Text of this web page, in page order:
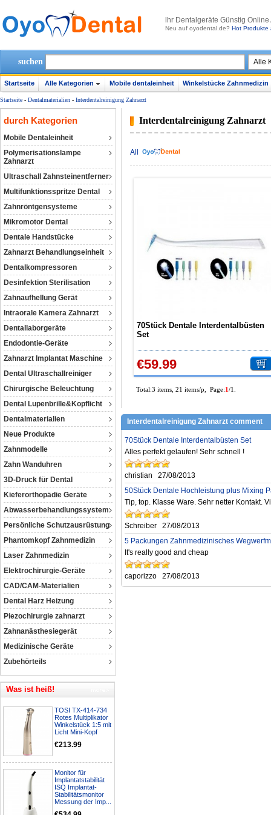
lhr Dentalgeräte Günstig
Neu auf oyodental.de? Hot Produkte
suchen
Startseite Alle Kategorien Mobile dentaleinheit Winkelstücke Zahnmedizin
Startseite - Dentalmaterialien - Interdentalreinigung Zahnarzt
durch Kategorien
Mobile Dentaleinheit
Polymerisationslampe
Zahnarzt
Ultraschall Zahnsteinentferner
Multifunktionsspritze Dental
Zahnröntgensysteme
Mikromotor Dental
Dentale Handstücke
Zahnarzt Behandlungseinheit
Dentalkompressoren‎
Desinfektion Sterilisation
Zahnaufhellung Gerät
Intraorale Kamera Zahnarzt
Dentallaborgeräte
Endodontie-Geräte
Zahnarzt Implantat Maschine
Dental Ultraschallreiniger
Chirurgische Beleuchtung
Dental Lupenbrille&Kopflicht
Dentalmaterialien
Neue Produkte
Zahnmodelle
Zahn Wanduhren
3D-Druck für Dental
Kieferorthopädie Geräte
Abwasserbehandlungssystem
Persönliche Schutzausrüstung
Phantomkopf Zahnmedizin
Laser Zahnmedizin
Elektrochirurgie-Geräte
CAD/CAM-Materialien
Dental Harz Heizung
Piezochirurgie zahnarzt
Zahnanästhesiegerät
Medizinische Geräte
Zubehörteils
Was ist heiß!
TOSI TX-414-734
Rotes Multiplikator
Winkelstück 1:5 mit
Licht Mini-Kopf
€213.99
Monitor für
Implantatstabilität
ISQ Implantat-
Stabilitätsmonitor
Messung der Imp...
Interdentalreinigung Zahnarzt
All
70Stück Dentale Interdentalbüsten
Set
€59.99
Total:3 items, 21 items/p, Page:1/1.
Interdentalreinigung Zahnarzt comment
70Stück Dentale Interdentalbüsten Set
Alles perfekt gelaufen! Sehr schnell !
christian
27/08/2013
50Stück Dentale Hochleistung plus Mixing
Tip, top. Klasse Ware. Sehr netter Kontakt.
Schreiber
27/08/2013
5 Packungen Zahnmedizinisches
It's really good and cheap
caporizzo 27/08/2013